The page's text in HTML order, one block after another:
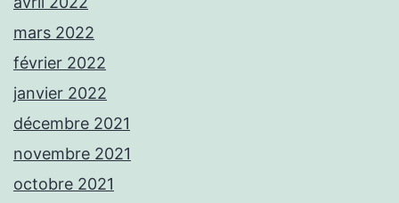
mars 2022
février 2022
janvier 2022
décembre 2021
novembre 2021
octobre 2021